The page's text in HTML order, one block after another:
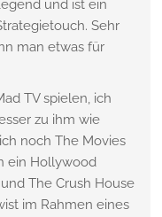
und ist ein
Sehr
man etwas für
TV spielen, ich
zu ihm wie
noch The Movies
ein Hollywood
The Crush House
im Rahmen eines